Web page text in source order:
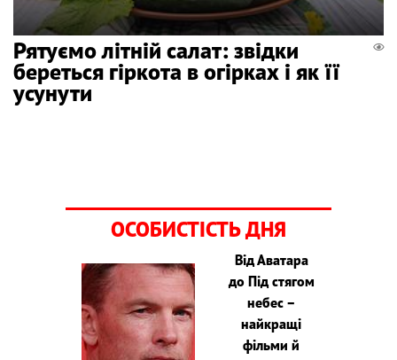
Рятуємо літній салат: звідки
береться гіркота в огірках і як її
усунути
ОСОБИСТІСТЬ ДНЯ
Від Аватара
до Під стягом
небес –
найкращі
фільми й